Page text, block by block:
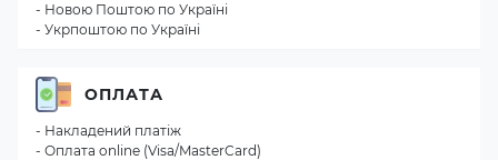
- Новою Поштою по Україні
- Укрпоштою по Україні
ОПЛАТА
- Накладений платіж
- Оплата online (Visa/MasterCard)